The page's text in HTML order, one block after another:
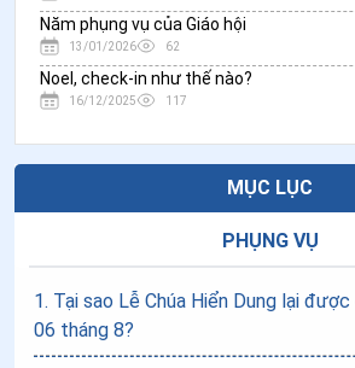
Năm phụng vụ của Giáo hội
13/01/2026 62
Noel, check-in như thế nào?
16/12/2025 117
MỤC LỤC
PHỤNG VỤ
1. Tại sao Lễ Chúa Hiển Dung lại
06 tháng 8?